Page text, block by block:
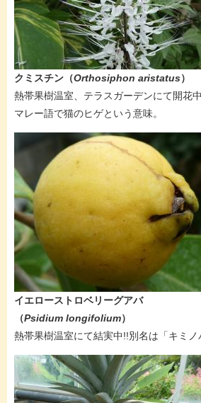
クミスチン（Orthosiphon aristatus）
熱帯果樹温室、テラスガーデンにて開花
マレー語で猫のヒゲという意味。
イエローストロベリーグアバ
（Psidium longifolium）
熱帯果樹温室にて結実中!!別名は「キミノ